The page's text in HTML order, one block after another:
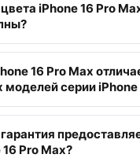
iPhone 16 Pro
16 Pro Max
моделей серии iPhone
Pro Max?